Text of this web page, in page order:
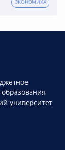
ЭКОНОМИКА
университет